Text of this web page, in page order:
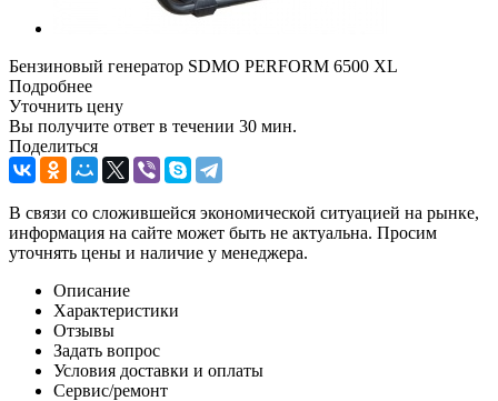
Бензиновый генератор SDMO PERFORM 6500 XL
Подробнее
Уточнить цену
Вы получите ответ в течении 30­ мин.
Поделиться
В связи со сложившейся экономической ситуацией на рынке,
информация на сайте может быть не актуальна. Просим
уточнять цены и наличие у менеджера.
Описание
Характеристики
Отзывы
Задать вопрос
Условия доставки и оплаты
Сервис/ремонт